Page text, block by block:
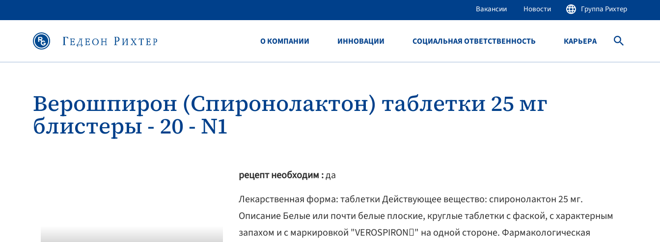
Вакансии Новости Группа Рихтер
O КОМПАНИИ ИННОВАЦИИ СОЦИАЛЬНАЯ ОТВЕТСТВЕННОСТЬ КАРЬЕРА
Верошпирон (Спиронолактон) таблетки 25 мг
блистеры - 20 - N1
рецепт необходим :да
Лекарственная форма: таблетки Действующее вещество: спиронолактон 25 мг.
Описание Белые или почти белые плоские, круглые таблетки с фаской, с характерным
запахом и с маркировкой "VEROSPIRON" на одной стороне. Фармакологическая